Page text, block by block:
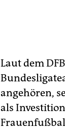
Laut dem
angehören,
als